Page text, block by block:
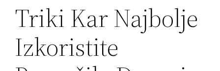
Triki Kar Najbolje
Izkoristite